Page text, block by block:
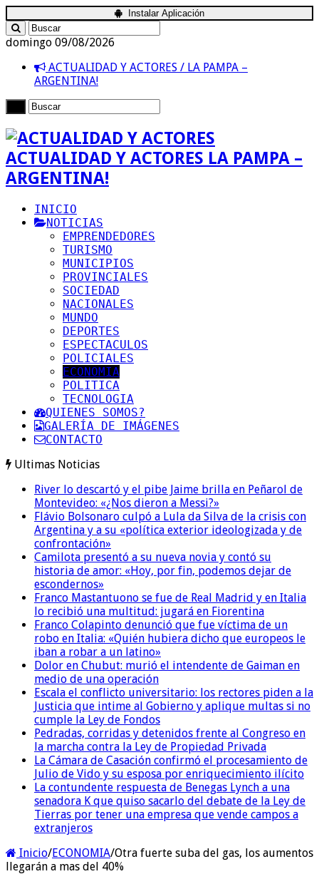
Instalar Aplicación
domingo 09/08/2026
ACTUALIDAD Y ACTORES / LA PAMPA –
ARGENTINA!
ACTUALIDAD Y ACTORES LA PAMPA –
ARGENTINA!
INICIO
NOTICIAS
EMPRENDEDORES
TURISMO
MUNICIPIOS
PROVINCIALES
SOCIEDAD
NACIONALES
MUNDO
DEPORTES
ESPECTACULOS
POLICIALES
ECONOMIA
POLITICA
TECNOLOGIA
QUIENES SOMOS?
GALERÍA DE IMÁGENES
CONTACTO
Ultimas Noticias
River lo descartó y el pibe Jaime brilla en Peñarol de
Montevideo: «¿Nos dieron a Messi?»
Flávio Bolsonaro culpó a Lula da Silva de la crisis con
Argentina y a su «política exterior ideologizada y de
confrontación»
Camilota presentó a su nueva novia y contó su
historia de amor: «Hoy, por fin, podemos dejar de
escondernos»
Franco Mastantuono se fue de Real Madrid y en Italia
lo recibió una multitud: jugará en Fiorentina
Franco Colapinto denunció que fue víctima de un
robo en Italia: «Quién hubiera dicho que europeos le
iban a robar a un latino»
Dolor en Chubut: murió el intendente de Gaiman en
medio de una operación
Escala el conflicto universitario: los rectores piden a la
Justicia que intime al Gobierno y aplique multas si no
cumple la Ley de Fondos
Pedradas, corridas y detenidos frente al Congreso en
la marcha contra la Ley de Propiedad Privada
La Cámara de Casación confirmó el procesamiento de
Julio de Vido y su esposa por enriquecimiento ilícito
La contundente respuesta de Benegas Lynch a una
senadora K que quiso sacarlo del debate de la Ley de
Tierras por tener una empresa que vende campos a
extranjeros
Inicio/ECONOMIA/Otra fuerte suba del gas, los aumentos
llegarán a mas del 40%